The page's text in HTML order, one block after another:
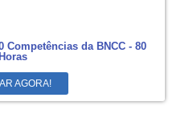
Competências da BNCC - 80
AGORA!